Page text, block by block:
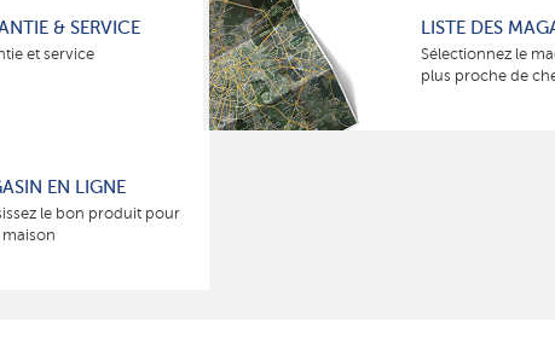
& SERVICE
et service
LISTE DES
Sélectionnez le
plus proche de
EN LIGNE
le bon produit pour